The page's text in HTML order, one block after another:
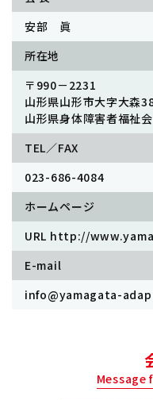
安部 眞
所在地
〒990－2231
山形県山形市大字大森
山形県身体障害者福祉
TEL／FAX
023-686-4084
ホームページ
URL http://
E-mail
info@yamagata-
Message